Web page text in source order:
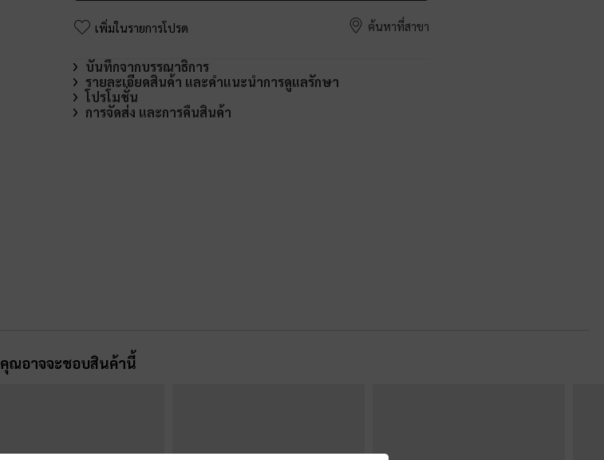
เพิ่มในรายการโปรด ค้นหาที่สาขา
บันทึกจากบรรณาธิการ
รายละเอียดสินค้า และคำแนะนำการดูแลรักษา
โปรโมชั่น
การจัดส่ง และการคืนสินค้า
คุณอาจจะชอบสินค้านี้